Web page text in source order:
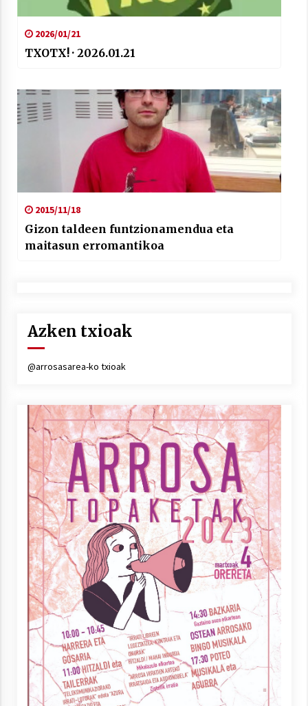
2026/01/21
TXOTX! · 2026.01.21
2015/11/18
Gizon taldeen funtzionamendua eta
maitasun erromantikoa
Azken txioak
@arrosasarea-ko txioak